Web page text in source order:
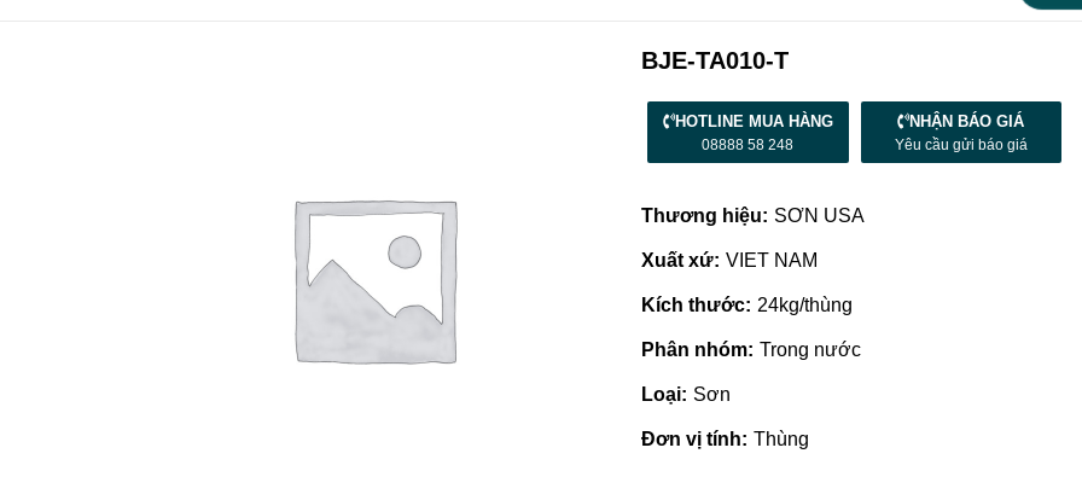
BJE-TA010-T
HOTLINE MUA HÀNG
08888 58 248
NHẬN BÁO GIÁ
Yêu cầu gửi báo giá
Thương hiệu: SƠN USA
Xuất xứ: VIET NAM
Kích thước: 24kg/thùng
Phân nhóm: Trong nước
Loại: Sơn
Đơn vị tính: Thùng